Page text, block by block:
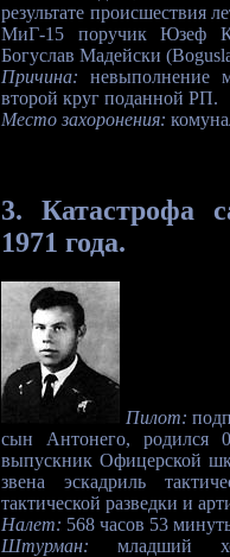
результате происшествия
МиГ-15 поручик Юзеф
Богуслав Мадейски
Причина: невыполнение
второй круг поданной РП.
Место захоронения:
3.Катастрофа
1971 года.
Пилот:
сын Антонего, родился
выпускник Офицерской
звена эскадриль
тактической разведки и
Налет: 568 часов 53
Штурман: младший